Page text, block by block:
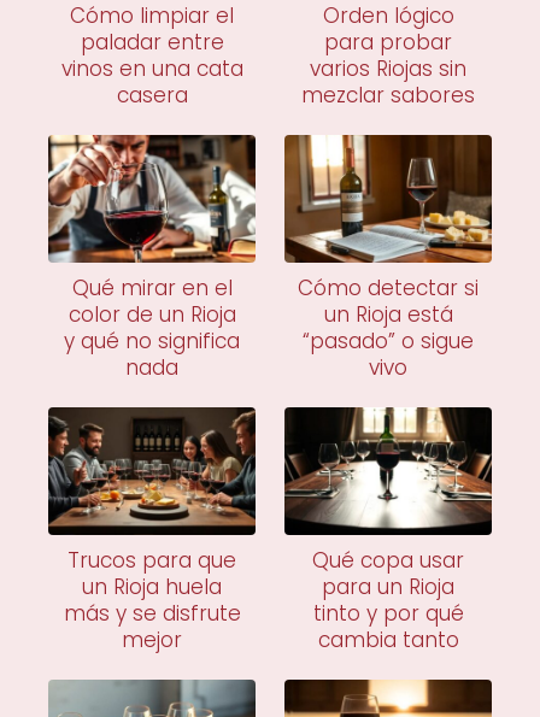
Cómo limpiar el
paladar entre
vinos en una cata
casera
Orden lógico
para probar
varios Riojas sin
mezclar sabores
Qué mirar en el
color de un Rioja
y qué no significa
nada
Cómo detectar si
un Rioja está
“pasado” o sigue
vivo
Trucos para que
un Rioja huela
más y se disfrute
mejor
Qué copa usar
para un Rioja
tinto y por qué
cambia tanto